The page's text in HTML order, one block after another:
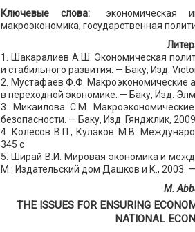
Ключевые слова:
экономическая
макроэкономика; государственная
1. Шакаралиев А.Ш. Экономическая
и стабильного развития. — Баку, Изд.
2. Мустафаев Ф.Ф. Макроэкономические
в переходной экономике. — Баку, Изд.
3. Микаилова С.М.
безопасности. — Баку, Изд. Гянджлик,
4. Колесов В.П., Кулаков М.В.
345 с
5. Ширай В.И. Мировая экономика и
М.: Издательский дом Дашков и К., 2003. —
M.
THE ISSUES FOR ENSURING
NATIONAL